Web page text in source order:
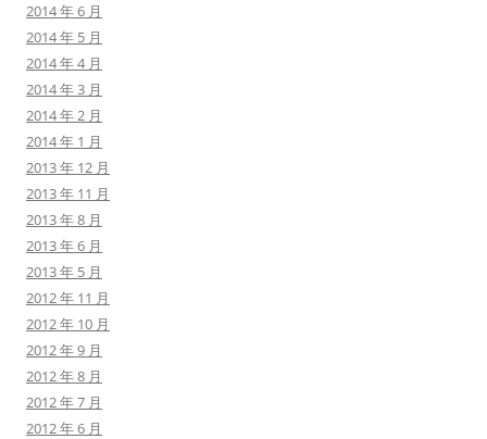
2014 年 6 月
2014 年 5 月
2014 年 4 月
2014 年 3 月
2014 年 2 月
2014 年 1 月
2013 年 12 月
2013 年 11 月
2013 年 8 月
2013 年 6 月
2013 年 5 月
2012 年 11 月
2012 年 10 月
2012 年 9 月
2012 年 8 月
2012 年 7 月
2012 年 6 月